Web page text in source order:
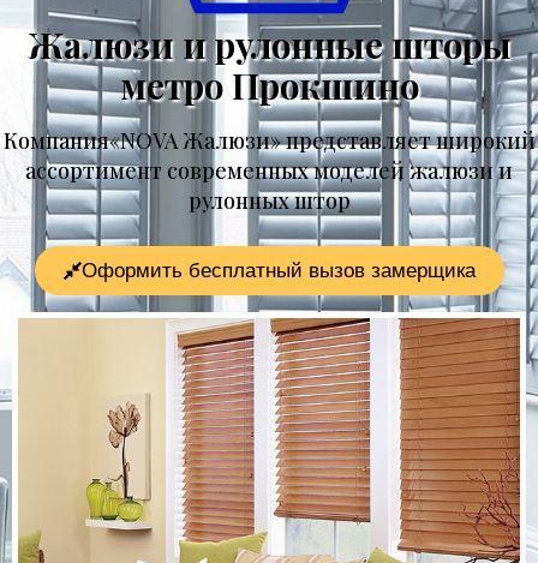
Жалюзи и рулонные шторы
метро Прокшино
Компания«NOVA Жалюзи» представляет широкий
ассортимент современных моделей жалюзи и
рулонных штор
Оформить бесплатный вызов замерщика